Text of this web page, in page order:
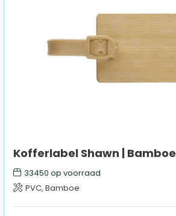
Outdoor & Vrije tijd
Technologie & gadgets
Kofferlabel Shawn | Bamboe
33450 op voorraad
PVC, Bamboe